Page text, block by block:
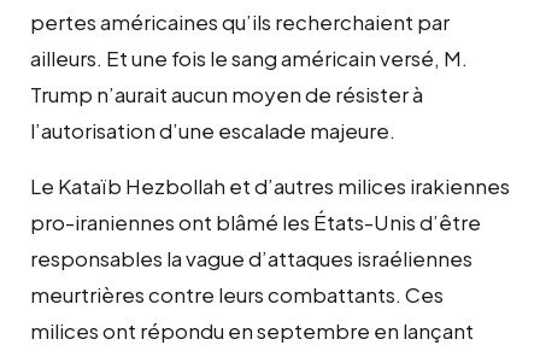
pertes américaines qu’ils recherchaient par
ailleurs. Et une fois le sang américain versé, M.
Trump n’aurait aucun moyen de résister à
l’autorisation d’une escalade majeure.
Le Kataïb Hezbollah et d’autres milices irakiennes
pro-iraniennes ont blâmé les États-Unis d’être
responsables la vague d’attaques israéliennes
meurtrières contre leurs combattants. Ces
milices ont répondu en septembre en lançant